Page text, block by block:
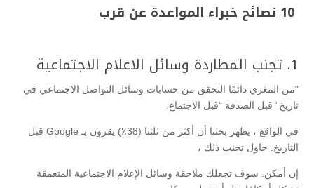
1. تجنب المطاردة وسائل الاعلام الاجتماعية
“من المغري دائمًا التحقق من حسابات وسائل التواصل الاجتماعي في
تاريخ” قبل الصدفة “قبل الاجتماع.
في الواقع ، يظهر بحثنا أن أكثر من ثلثنا (38٪) يقرون بـ Google قبل
التاريخ. حاول تجنب ذلك ،
إن أمكن. سوف تجعلك ملاحقة وسائل الإعلام الاجتماعية المتعمقة